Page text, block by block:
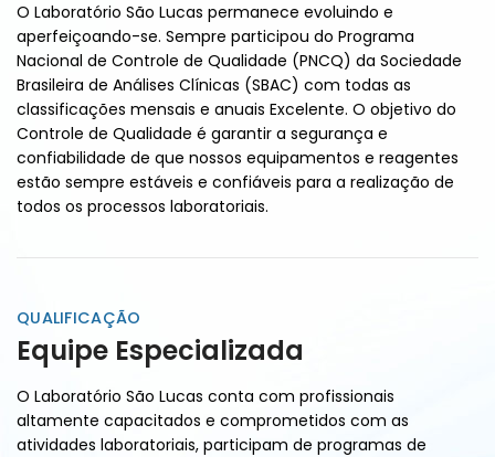
O Laboratório São Lucas permanece evoluindo e
aperfeiçoando-se. Sempre participou do Programa
Nacional de Controle de Qualidade (PNCQ) da Sociedade
Brasileira de Análises Clínicas (SBAC) com todas as
classificações mensais e anuais Excelente. O objetivo do
Controle de Qualidade é garantir a segurança e
confiabilidade de que nossos equipamentos e reagentes
estão sempre estáveis e confiáveis para a realização de
todos os processos laboratoriais.
QUALIFICAÇÃO
Equipe Especializada
O Laboratório São Lucas conta com profissionais
altamente capacitados e comprometidos com as
atividades laboratoriais, participam de programas de